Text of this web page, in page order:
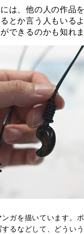
は、他の人の作品
とか言う人もいる
できるのかも知れ
ガを描いています。
るなどして、どうい